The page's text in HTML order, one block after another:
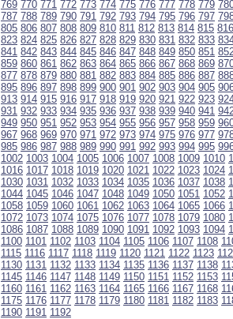
769 770 771 772 773 774 775 776 777 778 779
787 788 789 790 791 792 793 794 795 796 797
805 806 807 808 809 810 811 812 813 814 815 816
823 824 825 826 827 828 829 830 831 832 833
841 842 843 844 845 846 847 848 849 850 851
859 860 861 862 863 864 865 866 867 868 869
877 878 879 880 881 882 883 884 885 886 887
895 896 897 898 899 900 901 902 903 904 905
913 914 915 916 917 918 919 920 921 922 923
931 932 933 934 935 936 937 938 939 940 941
949 950 951 952 953 954 955 956 957 958 959
967 968 969 970 971 972 973 974 975 976 977
985 986 987 988 989 990 991 992 993 994 995
1002 1003 1004 1005 1006 1007 1008 1009 1010
1016 1017 1018 1019 1020 1021 1022 1023 1024
1030 1031 1032 1033 1034 1035 1036 1037 1038
1044 1045 1046 1047 1048 1049 1050 1051 1052
1058 1059 1060 1061 1062 1063 1064 1065 1066
1072 1073 1074 1075 1076 1077 1078 1079 1080
1086 1087 1088 1089 1090 1091 1092 1093 1094
1100 1101 1102 1103 1104 1105 1106 1107 1108
1115 1116 1117 1118 1119 1120 1121 1122 1123
1130 1131 1132 1133 1134 1135 1136 1137 1138
1145 1146 1147 1148 1149 1150 1151 1152 1153
1160 1161 1162 1163 1164 1165 1166 1167 1168
1175 1176 1177 1178 1179 1180 1181 1182 1183
1190 1191 1192